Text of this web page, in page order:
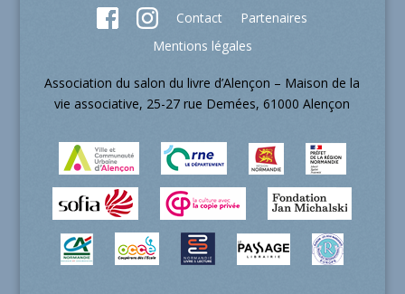
Contact
Partenaires
Mentions légales
Association du salon du livre d’Alençon – Maison de la
vie associative, 25-27 rue Demées, 61000 Alençon